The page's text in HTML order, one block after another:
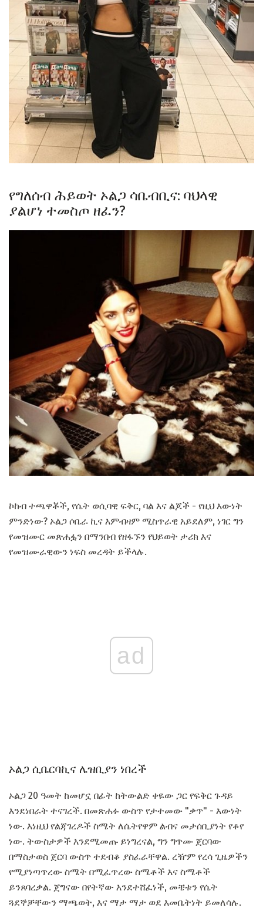
የግለሰብ ሕይወት ኦልጋ ሳቤብቢና: ባህላዊ
ያልሆነ ተመስጦ ዘፈን?
ኮከብ ተጫዋቾች, የሴት ወሲባዊ ፍቅር, ባል እና ልጆች - የዚህ እውነት
ምንድነው? ኦልጋ ሶቤራ ኪና እምብዛም ሚስጥራዊ አይደለም, ነገር ግን
የመዝሙር መጽሐፏን በማንበብ የዘፋኙን የህይወት ታሪክ እና
የመዝሙራዊውን ነፍስ መረዳት ይችላሉ.
ad
ኦልጋ ሲቤርባኪና ሌዝቢያን ነበረች
ኦልጋ 20 ዓመት ከመሆኗ በፊት ከትውልድ ቀዬው ጋር የፍቅር ጉዳይ
እንደነበራት ተናገረች. በመጽሐፉ ውስጥ የታተመው "ቃጥ" - እውነት
ነው. እነዚህ የልጃገረዶች ስሜት ለሴትየዋም ልብና መታሰቢያነት የቆየ
ነው. ትውስታዎች እንደሚመጡ ይነግረናል, ግን ግጥሙ ጀርባው
በማስታወስ ጀርባ ውስጥ ተደብቆ ያስፈራቸዋል. ረዥም የረሳ ጊዜዎችን
የሚያነጣጥረው ስሜት በሚፈጥረው ስሜቶች እና ስሜቶች
ይንጸባረቃል. ጀግናው በየትኛው እንደተሸፈነች, መቼቱን የሴት
ጓደኞቻቸውን ማጫወት, እና ማታ ማታ ወደ እመቤትነት ይመለሳሉ.